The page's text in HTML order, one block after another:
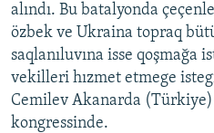
QOŞULIÑIZ!
RFE/RS bütün saytları
alındı. Bu batalyonda
özbek ve Ukraina topraq
saqlanıluvına isse qoşmağa
vekilleri hızmet etmege
Cemilev Akanarda (Türkiye)
kongressinde.